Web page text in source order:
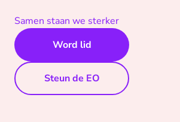
Samen staan we sterker
Word lid
Steun de EO